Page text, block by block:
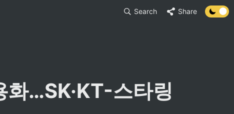
Search Share
화…SK·KT-스타링